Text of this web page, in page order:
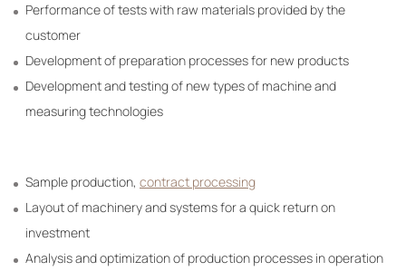
Performance of tests with raw materials provided by the
customer
Development of preparation processes for new products
Development and testing of new types of machine and
measuring technologies
Sample production, contract processing
Layout of machinery and systems for a quick return on
investment
Analysis and optimization of production processes in operation